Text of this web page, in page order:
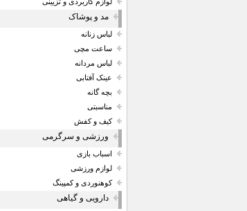
لوازم کاربردی و تزیینی
مد و پوشاک
لباس زنانه
ساعت مچی
لباس مردانه
عینک آفتابی
بچه گانه
مناسبتی
کیف و کفش
ورزشی و سرگرمی
اسباب بازی
لوازم ورزشی
کوهنوردی و کمپینگ
دارویی و گیاهی